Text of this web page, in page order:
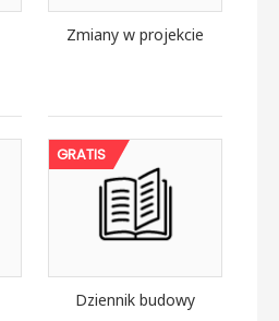
Zmiany w projekcie
GRATIS
Dziennik budowy